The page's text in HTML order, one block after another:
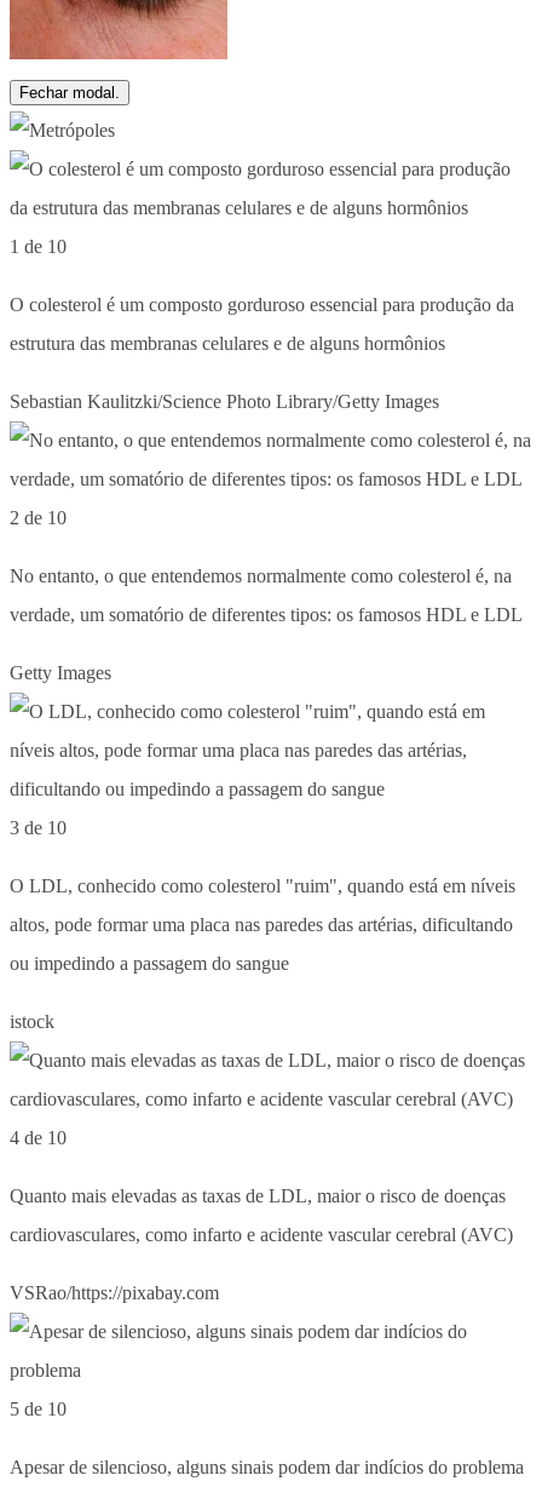
Fechar modal.
1 de 10
O colesterol é um composto gorduroso essencial para produção da
estrutura das membranas celulares e de alguns hormônios
Sebastian Kaulitzki/Science Photo Library/Getty Images
2 de 10
No entanto, o que entendemos normalmente como colesterol é, na
verdade, um somatório de diferentes tipos: os famosos HDL e LDL
Getty Images
3 de 10
O LDL, conhecido como colesterol "ruim", quando está em níveis
altos, pode formar uma placa nas paredes das artérias, dificultando
ou impedindo a passagem do sangue
istock
4 de 10
Quanto mais elevadas as taxas de LDL, maior o risco de doenças
cardiovasculares, como infarto e acidente vascular cerebral (AVC)
VSRao/https://pixabay.com
5 de 10
Apesar de silencioso, alguns sinais podem dar indícios do problema